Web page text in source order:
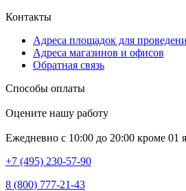
Контакты
Адреса площадок для
Адреса магазинов и офисов
Обратная связь
Способы оплаты
Оцените нашу работу
Ежедневно с 10:00 до 20:00 кроме 01
+7 (495) 230-57-90
8 (800) 777-21-43